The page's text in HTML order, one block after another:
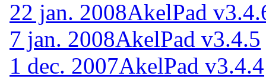
22 jan. 2008AkelPad
7 jan. 2008AkelPad v3.4.5
1 dec. 2007AkelPad v3.4.4